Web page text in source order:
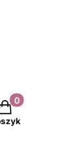
w